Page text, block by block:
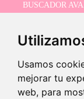
Usamos
mejorar tu
web, para
BUSCADOR